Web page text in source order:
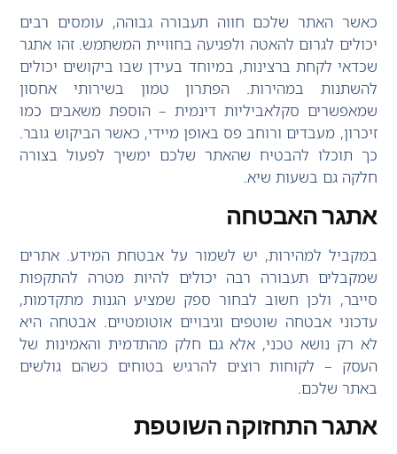
כאשר האתר שלכם חווה תעבורה גבוהה, עומסים רבים
יכולים לגרום להאטה ולפגיעה בחוויית המשתמש. זהו אתגר
שכדאי לקחת ברצינות, במיוחד בעידן שבו ביקושים יכולים
להשתנות במהירות. הפתרון טמון בשירותי אחסון
שמאפשרים סקלאביליות דינמית – הוספת משאבים כמו
זיכרון, מעבדים ורוחב פס באופן מיידי, כאשר הביקוש גובר.
כך תוכלו להבטיח שהאתר שלכם ימשיך לפעול בצורה
חלקה גם בשעות שיא.
אתגר האבטחה
במקביל למהירות, יש לשמור על אבטחת המידע. אתרים
שמקבלים תעבורה רבה יכולים להיות מטרה להתקפות
סייבר, ולכן חשוב לבחור ספק שמציע הגנות מתקדמות,
עדכוני אבטחה שוטפים וגיבויים אוטומטיים. אבטחה היא
לא רק נושא טכני, אלא גם חלק מהתדמית והאמינות של
העסק – לקוחות רוצים להרגיש בטוחים כשהם גולשים
באתר שלכם.
אתגר התחזוקה השוטפת